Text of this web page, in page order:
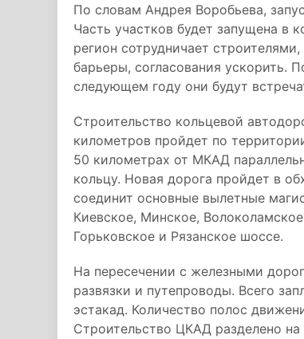
По словам Андрея Воробьева,
Часть участков будет запущена в
регион сотрудничает
барьеры, согласования ускорить.
следующем году они будут
Строительство кольцевой
километров пройдет по
50 километрах от МКАД
кольцу. Новая дорога пройдет в
соединит основные вылетные
Киевское, Минское,
Горьковское и Рязанское шоссе.
На пересечении с железными
развязки и путепроводы. Всего
эстакад. Количество полос
Строительство ЦКАД разделено